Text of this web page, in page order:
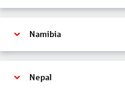
Namibia
Nepal